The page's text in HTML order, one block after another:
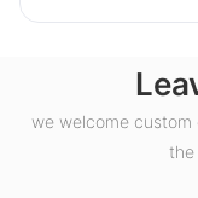
we welcome custom
the